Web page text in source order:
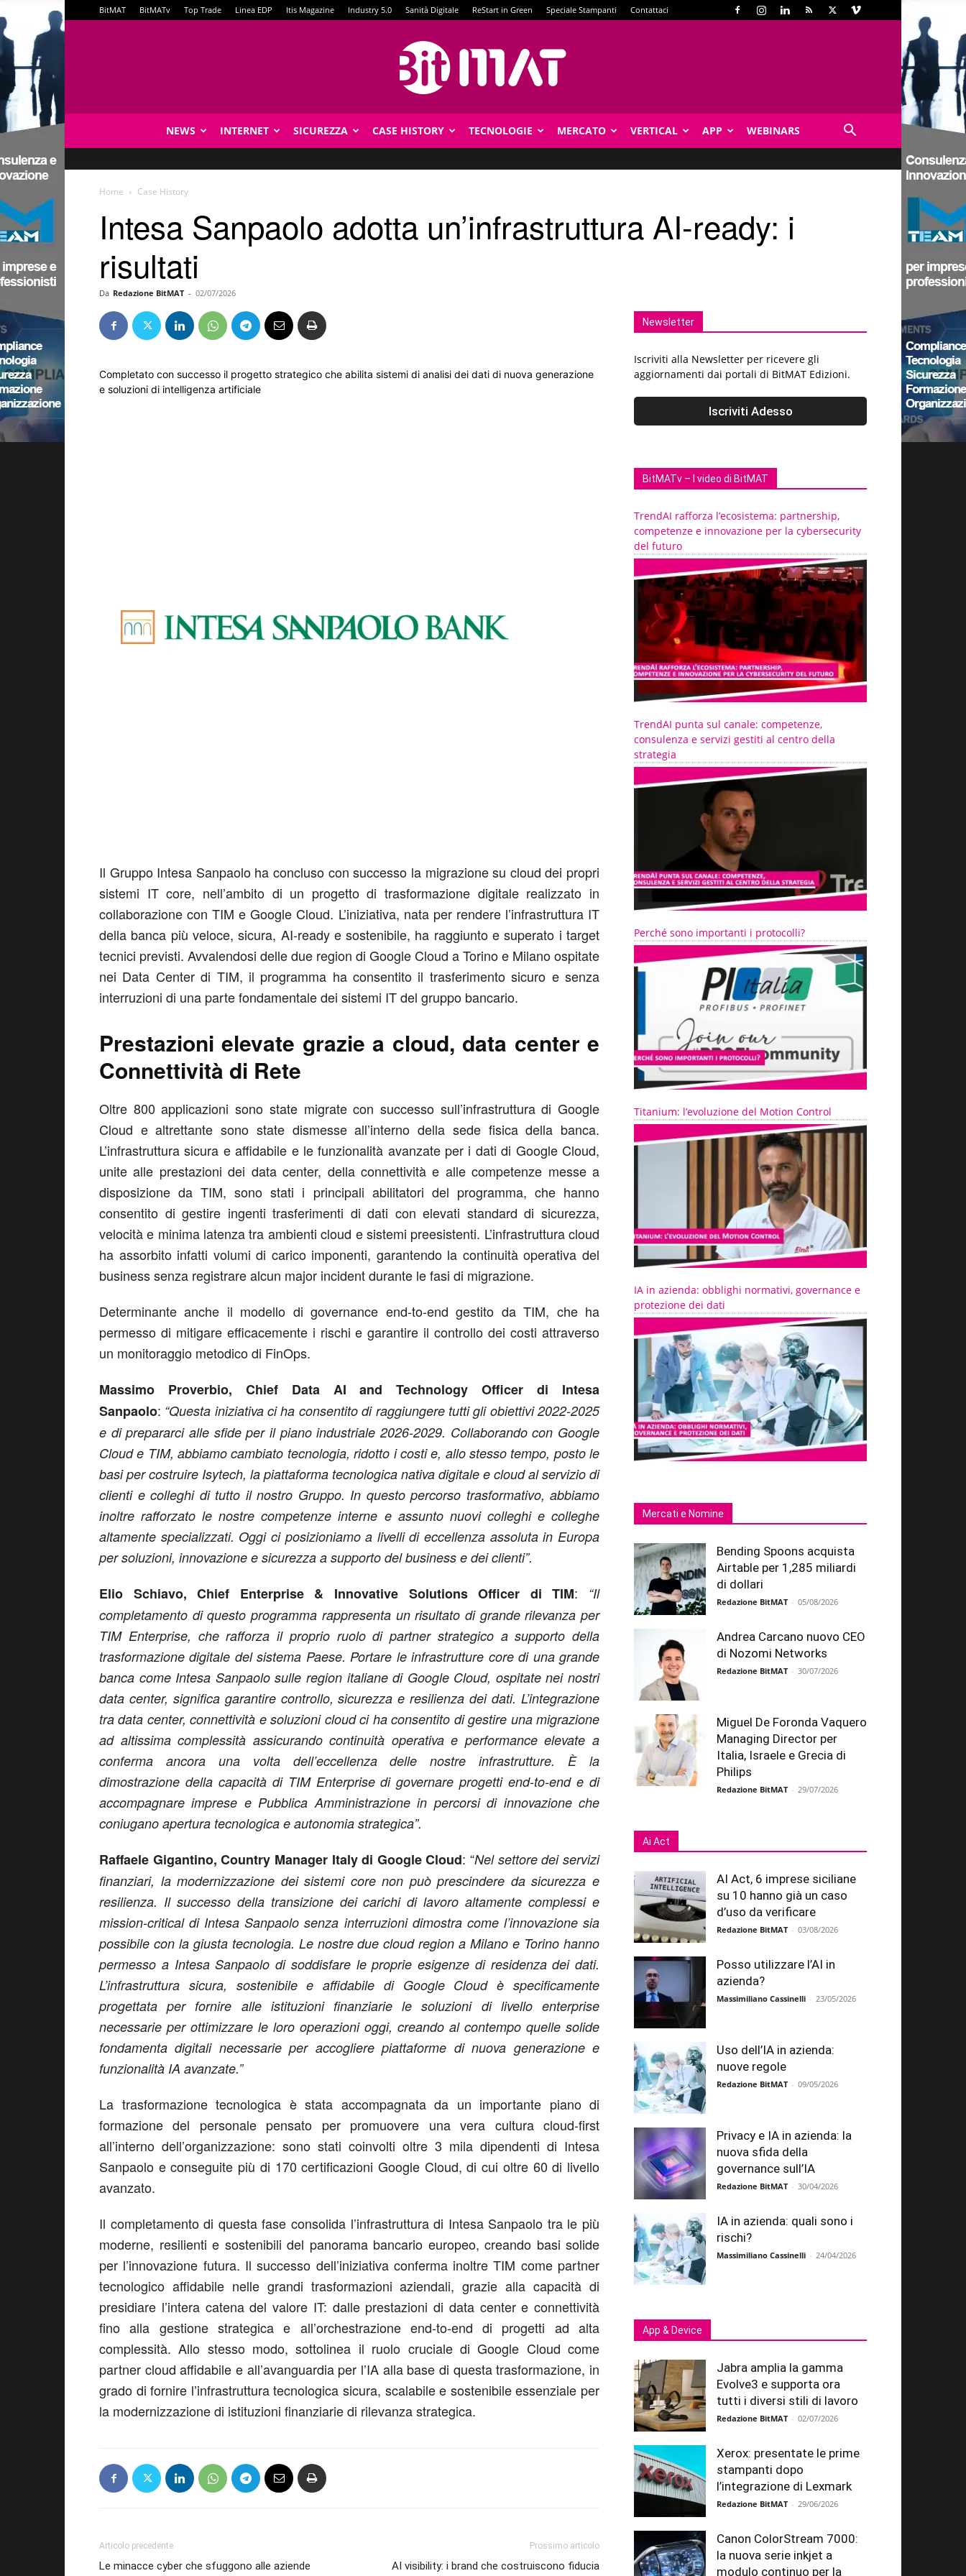
BitMAT BitMATv Top Trade Linea EDP Itis Magazine Industry 5.0 Sanità Digitale ReStart in Green Speciale Stampanti Contattaci
NEWS INTERNET SICUREZZA CASE HISTORY TECNOLOGIE MERCATO VERTICAL APP WEBINARS
Home Case History
Intesa Sanpaolo adotta un’infrastruttura AI-ready: i
risultati
Da Redazione BitMAT - 02/07/2026
Completato con successo il progetto strategico che abilita sistemi di analisi dei dati di nuova generazione
e soluzioni di intelligenza artificiale
Il Gruppo Intesa Sanpaolo ha concluso con successo la migrazione su cloud dei propri
sistemi IT core, nell’ambito di un progetto di trasformazione digitale realizzato in
collaborazione con TIM e Google Cloud. L’iniziativa, nata per rendere l’infrastruttura IT
della banca più veloce, sicura, AI-ready e sostenibile, ha raggiunto e superato i target
tecnici previsti. Avvalendosi delle due region di Google Cloud a Torino e Milano ospitate
nei Data Center di TIM, il programma ha consentito il trasferimento sicuro e senza
interruzioni di una parte fondamentale dei sistemi IT del gruppo bancario.
Prestazioni elevate grazie a cloud, data center e
Connettività di Rete
Oltre 800 applicazioni sono state migrate con successo sull’infrastruttura di Google
Cloud e altrettante sono state dismesse all’interno della sede fisica della banca.
L’infrastruttura sicura e affidabile e le funzionalità avanzate per i dati di Google Cloud,
unite alle prestazioni dei data center, della connettività e alle competenze messe a
disposizione da TIM, sono stati i principali abilitatori del programma, che hanno
consentito di gestire ingenti trasferimenti di dati con elevati standard di sicurezza,
velocità e minima latenza tra ambienti cloud e sistemi preesistenti. L’infrastruttura cloud
ha assorbito infatti volumi di carico imponenti, garantendo la continuità operativa del
business senza registrare alcun major incident durante le fasi di migrazione.
Determinante anche il modello di governance end-to-end gestito da TIM, che ha
permesso di mitigare efficacemente i rischi e garantire il controllo dei costi attraverso
un monitoraggio metodico di FinOps.
Massimo Proverbio, Chief Data AI and Technology Officer di Intesa
Sanpaolo: “Questa iniziativa ci ha consentito di raggiungere tutti gli obiettivi 2022-2025
e di prepararci alle sfide per il piano industriale 2026-2029. Collaborando con Google
Cloud e TIM, abbiamo cambiato tecnologia, ridotto i costi e, allo stesso tempo, posto le
basi per costruire Isytech, la piattaforma tecnologica nativa digitale e cloud al servizio di
clienti e colleghi di tutto il nostro Gruppo. In questo percorso trasformativo, abbiamo
inoltre rafforzato le nostre competenze interne e assunto nuovi colleghi e colleghe
altamente specializzati. Oggi ci posizioniamo a livelli di eccellenza assoluta in Europa
per soluzioni, innovazione e sicurezza a supporto del business e dei clienti”.
Elio Schiavo, Chief Enterprise & Innovative Solutions Officer di TIM: “Il
completamento di questo programma rappresenta un risultato di grande rilevanza per
TIM Enterprise, che rafforza il proprio ruolo di partner strategico a supporto della
trasformazione digitale del sistema Paese. Portare le infrastrutture core di una grande
banca come Intesa Sanpaolo sulle region italiane di Google Cloud, ospitate nei nostri
data center, significa garantire controllo, sicurezza e resilienza dei dati. L’integrazione
tra data center, connettività e soluzioni cloud ci ha consentito di gestire una migrazione
ad altissima complessità assicurando continuità operativa e performance elevate a
conferma ancora una volta dell’eccellenza delle nostre infrastrutture. È la
dimostrazione della capacità di TIM Enterprise di governare progetti end-to-end e di
accompagnare imprese e Pubblica Amministrazione in percorsi di innovazione che
coniugano apertura tecnologica e autonomia strategica”.
Raffaele Gigantino, Country Manager Italy di Google Cloud: “Nel settore dei servizi
finanziari, la modernizzazione dei sistemi core non può prescindere da sicurezza e
resilienza. Il successo della transizione dei carichi di lavoro altamente complessi e
mission-critical di Intesa Sanpaolo senza interruzioni dimostra come l’innovazione sia
possibile con la giusta tecnologia. Le nostre due cloud region a Milano e Torino hanno
permesso a Intesa Sanpaolo di soddisfare le proprie esigenze di residenza dei dati.
L’infrastruttura sicura, sostenibile e affidabile di Google Cloud è specificamente
progettata per fornire alle istituzioni finanziarie le soluzioni di livello enterprise
necessarie per ottimizzare le loro operazioni oggi, creando al contempo quelle solide
fondamenta digitali necessarie per accogliere piattaforme di nuova generazione e
funzionalità IA avanzate.”
La trasformazione tecnologica è stata accompagnata da un importante piano di
formazione del personale pensato per promuovere una vera cultura cloud-first
all’interno dell’organizzazione: sono stati coinvolti oltre 3 mila dipendenti di Intesa
Sanpaolo e conseguite più di 170 certificazioni Google Cloud, di cui oltre 60 di livello
avanzato.
Il completamento di questa fase consolida l’infrastruttura di Intesa Sanpaolo tra le più
moderne, resilienti e sostenibili del panorama bancario europeo, creando basi solide
per l’innovazione futura. Il successo dell’iniziativa conferma inoltre TIM come partner
tecnologico affidabile nelle grandi trasformazioni aziendali, grazie alla capacità di
presidiare l’intera catena del valore IT: dalle prestazioni di data center e connettività
fino alla gestione strategica e all’orchestrazione end-to-end di progetti ad alta
complessità. Allo stesso modo, sottolinea il ruolo cruciale di Google Cloud come
partner cloud affidabile e all’avanguardia per l’IA alla base di questa trasformazione, in
grado di fornire l’infrastruttura tecnologica sicura, scalabile e sostenibile essenziale per
la modernizzazione di istituzioni finanziarie di rilevanza strategica.
Articolo precedente
Le minacce cyber che sfuggono alle aziende
Prossimo articolo
AI visibility: i brand che costruiscono fiducia
Newsletter
Iscriviti alla Newsletter per ricevere gli
aggiornamenti dai portali di BitMAT Edizioni.
BitMATv – I video di BitMAT
TrendAI rafforza l’ecosistema: partnership,
competenze e innovazione per la cybersecurity
del futuro
TrendAI punta sul canale: competenze,
consulenza e servizi gestiti al centro della
strategia
Perché sono importanti i protocolli?
Titanium: l’evoluzione del Motion Control
IA in azienda: obblighi normativi, governance e
protezione dei dati
Mercati e Nomine
Bending Spoons acquista
Airtable per 1,285 miliardi
di dollari
Redazione BitMAT - 05/08/2026
Andrea Carcano nuovo CEO
di Nozomi Networks
Redazione BitMAT - 30/07/2026
Miguel De Foronda Vaquero
Managing Director per
Italia, Israele e Grecia di
Philips
Redazione BitMAT - 29/07/2026
Ai Act
AI Act, 6 imprese siciliane
su 10 hanno già un caso
d’uso da verificare
Redazione BitMAT - 03/08/2026
Posso utilizzare l’AI in
azienda?
Massimiliano Cassinelli - 23/05/2026
Uso dell’IA in azienda:
nuove regole
Redazione BitMAT - 09/05/2026
Privacy e IA in azienda: la
nuova sfida della
governance sull’IA
Redazione BitMAT - 30/04/2026
IA in azienda: quali sono i
rischi?
Massimiliano Cassinelli - 24/04/2026
App & Device
Jabra amplia la gamma
Evolve3 e supporta ora
tutti i diversi stili di lavoro
Redazione BitMAT - 02/07/2026
Xerox: presentate le prime
stampanti dopo
l’integrazione di Lexmark
Redazione BitMAT - 29/06/2026
Canon ColorStream 7000:
la nuova serie inkjet a
modulo continuo per la